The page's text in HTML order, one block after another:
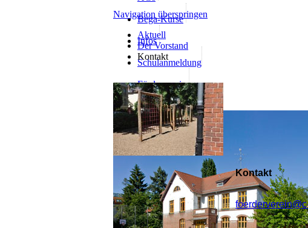
Bega-Kurse
Infos
Schulanmeldung
Förderverein
Navigation überspringen
Aktuell
Der Vorstand
Kontakt
Kontakt